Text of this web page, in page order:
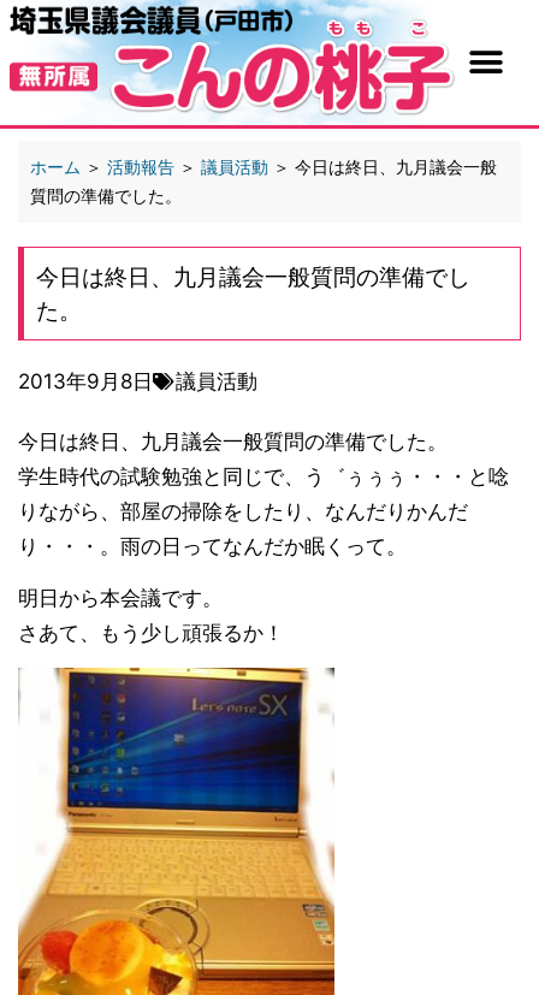
ホーム ＞ 活動報告 ＞ 議員活動 ＞ 今日は終日、九月議会一般
質問の準備でした。
今日は終日、九月議会一般質問の準備でし
た。
2013年9月8日 議員活動
今日は終日、九月議会一般質問の準備でした。
学生時代の試験勉強と同じで、う゛ぅぅぅ・・・と唸
りながら、部屋の掃除をしたり、なんだりかんだ
り・・・。雨の日ってなんだか眠くって。
明日から本会議です。
さあて、もう少し頑張るか！